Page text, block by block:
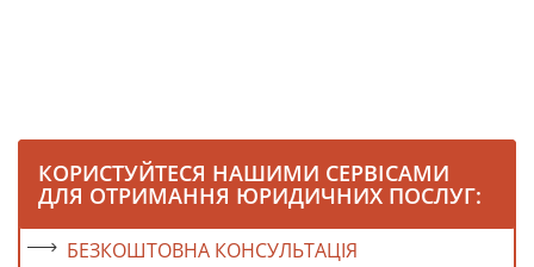
КОРИСТУЙТЕСЯ НАШИМИ СЕРВІСАМИ
ДЛЯ ОТРИМАННЯ ЮРИДИЧНИХ ПОСЛУГ:
БЕЗКОШТОВНА КОНСУЛЬТАЦІЯ